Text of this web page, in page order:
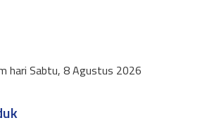
hari Sabtu, 8 Agustus 2026